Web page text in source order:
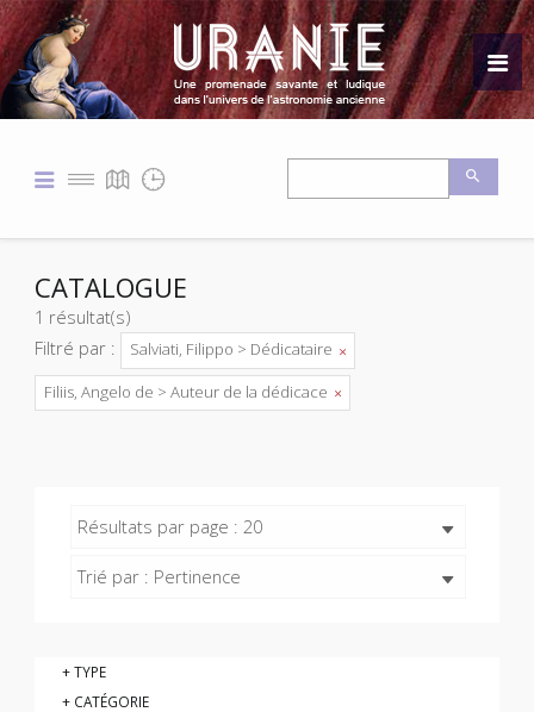
CATALOGUE
1 résultat(s)
Filtré par :
Salviati, Filippo > Dédicataire
Filiis, Angelo de > Auteur de la dédicace
Résultats par page : 20
Trié par : Pertinence
TYPE
CATÉGORIE